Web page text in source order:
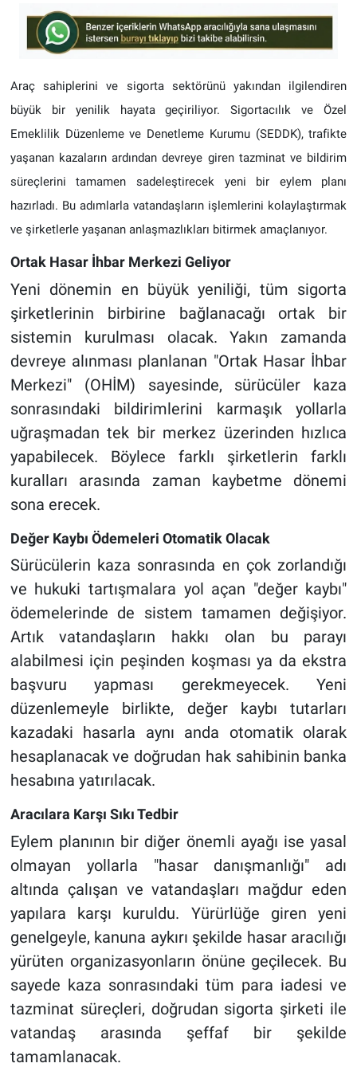
Araç sahiplerini ve sigorta sektörünü yakından ilgilendiren
büyük bir yenilik hayata geçiriliyor. Sigortacılık ve Özel
Emeklilik Düzenleme ve Denetleme Kurumu (SEDDK), trafikte
yaşanan kazaların ardından devreye giren tazminat ve bildirim
süreçlerini tamamen sadeleştirecek yeni bir eylem planı
hazırladı. Bu adımlarla vatandaşların işlemlerini kolaylaştırmak
ve şirketlerle yaşanan anlaşmazlıkları bitirmek amaçlanıyor.
Ortak Hasar İhbar Merkezi Geliyor
Yeni dönemin en büyük yeniliği, tüm sigorta
şirketlerinin birbirine bağlanacağı ortak bir
sistemin kurulması olacak. Yakın zamanda
devreye alınması planlanan "Ortak Hasar İhbar
Merkezi" (OHİM) sayesinde, sürücüler kaza
sonrasındaki bildirimlerini karmaşık yollarla
uğraşmadan tek bir merkez üzerinden hızlıca
yapabilecek. Böylece farklı şirketlerin farklı
kuralları arasında zaman kaybetme dönemi
sona erecek.
Değer Kaybı Ödemeleri Otomatik Olacak
Sürücülerin kaza sonrasında en çok zorlandığı
ve hukuki tartışmalara yol açan "değer kaybı"
ödemelerinde de sistem tamamen değişiyor.
Artık vatandaşların hakkı olan bu parayı
alabilmesi için peşinden koşması ya da ekstra
başvuru yapması gerekmeyecek. Yeni
düzenlemeyle birlikte, değer kaybı tutarları
kazadaki hasarla aynı anda otomatik olarak
hesaplanacak ve doğrudan hak sahibinin banka
hesabına yatırılacak.
Aracılara Karşı Sıkı Tedbir
Eylem planının bir diğer önemli ayağı ise yasal
olmayan yollarla "hasar danışmanlığı" adı
altında çalışan ve vatandaşları mağdur eden
yapılara karşı kuruldu. Yürürlüğe giren yeni
genelgeyle, kanuna aykırı şekilde hasar aracılığı
yürüten organizasyonların önüne geçilecek. Bu
sayede kaza sonrasındaki tüm para iadesi ve
tazminat süreçleri, doğrudan sigorta şirketi ile
vatandaş arasında şeffaf bir şekilde
tamamlanacak.